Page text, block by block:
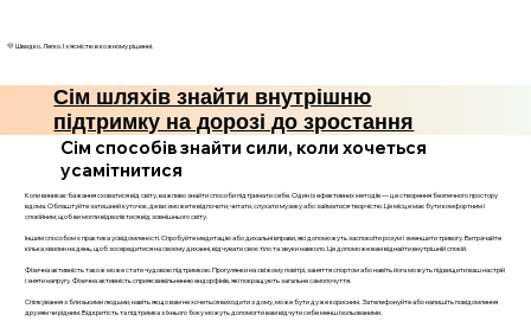
💛 Швидко. Легко. І з ясністю в кожному рішенні.
Сім шляхів знайти внутрішню
підтримку на дорозі до зростання
Сім способів знайти сили, коли хочеться
усамітнитися
Коли виникає бажання сховатися від світу, важливо знайти способи підтримати себе. Один із ефективних методів — це створення безпечного простору
вдома. Облаштуйте затишний куточок, де ви зможете відпочити, читати, слухати музику або займатися творчістю. Це місце має бути комфортним і
спокійним, щоб ви могли відволіктися від зовнішнього світу.
Іншим способом є практика усвідомленості. Спробуйте медитацію або дихальні вправи, які допоможуть заспокоїти розум і зменшити тривогу. Витрачайте
кілька хвилин на день, щоб зосередитися на своєму диханні, відчувати своє тіло та звуки навколо. Це допоможе вам віднайти внутрішній спокій.
Фізична активність також може стати чудовою підтримкою. Прогулянки на свіжому повітрі, заняття спортом або навіть йога можуть підвищити ваш настрій
і зняти напругу. Фізична активність сприяє вивільненню ендорфінів, які покращують загальне самопочуття.
Спілкування з близькими людьми, навіть якщо вам не хочеться виходити з дому, може бути дуже корисним. Зателефонуйте або напишіть повідомлення
друзям чи рідним. Відкритість та підтримка з їхнього боку можуть допомогти вам відчути себе менш ізольованими.